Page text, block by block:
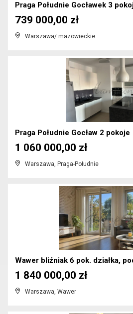
Praga Południe Gocławek 3
Warszawa/ mazowieckie
739 000,00 zł
Praga Południe Gocław 2 pokoje
Warszawa, Praga-Południe
1 060 000,00 zł
Wawer bliźniak 6 pok. działka,
Warszawa, Wawer
1 840 000,00 zł